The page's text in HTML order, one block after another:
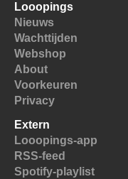
Looopings
Nieuws
Wachttijden
Webshop
About
Voorkeuren
Privacy
Extern
Looopings-app
RSS-feed
Spotify-playlist